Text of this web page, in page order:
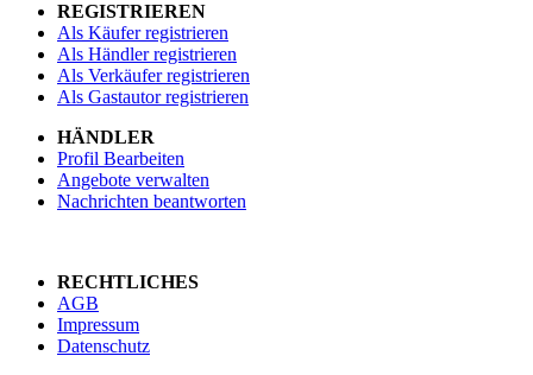
REGISTRIEREN
Als Käufer registrieren
Als Händler registrieren
Als Verkäufer registrieren
Als Gastautor registrieren
HÄNDLER
Profil Bearbeiten
Angebote verwalten
Nachrichten beantworten
RECHTLICHES
AGB
Impressum
Datenschutz